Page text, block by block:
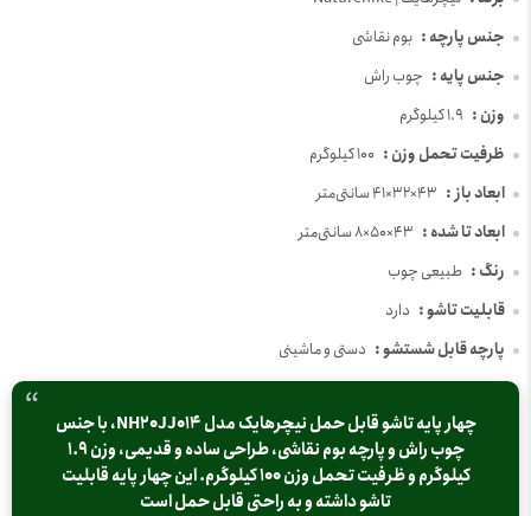
جنس پارچه : بوم نقاشی
جنس پایه : چوب راش
وزن : 1.9 کیلوگرم
ظرفیت تحمل وزن : 100 کیلوگرم
ابعاد باز : 43×32×41 سانتی‌متر
ابعاد تا شده : 43×50×8 سانتی‌متر
رنگ : طبیعی چوب
قابلیت تاشو : دارد
پارچه قابل شستشو : دستی و ماشینی
چهار پایه تاشو قابل حمل نیچرهایک مدل NH20JJ014، با جنس
چوب راش و پارچه بوم نقاشی، طراحی ساده و قدیمی، وزن 1.9
کیلوگرم و ظرفیت تحمل وزن 100 کیلوگرم. این چهار پایه قابلیت
تاشو داشته و به راحتی قابل حمل است